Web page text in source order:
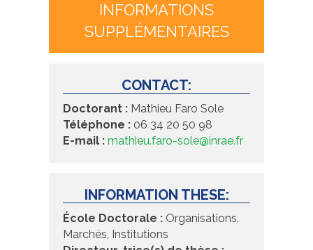
INFORMATIONS
SUPPLÉMENTAIRES
CONTACT:
Doctorant : Mathieu Faro Sole
Téléphone : 06 34 20 50 98
E-mail : mathieu.faro-sole@inrae.fr
INFORMATION THESE:
École Doctorale : Organisations,
Marchés, Institutions